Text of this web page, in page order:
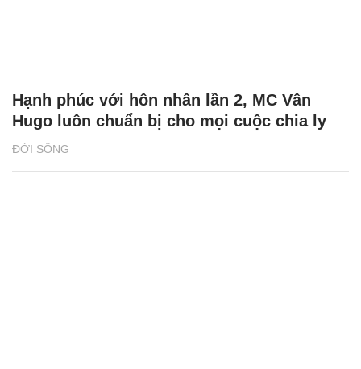
ĐỜI SỐNG
Hạnh phúc với hôn nhân lần 2, MC Vân
Hugo luôn chuẩn bị cho mọi cuộc chia ly